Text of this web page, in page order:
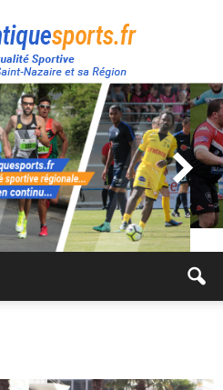
Atlantique
Sport